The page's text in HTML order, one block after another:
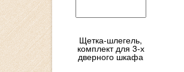
Щетка-шлегель,
комплект для 3-х
дверного шкафа